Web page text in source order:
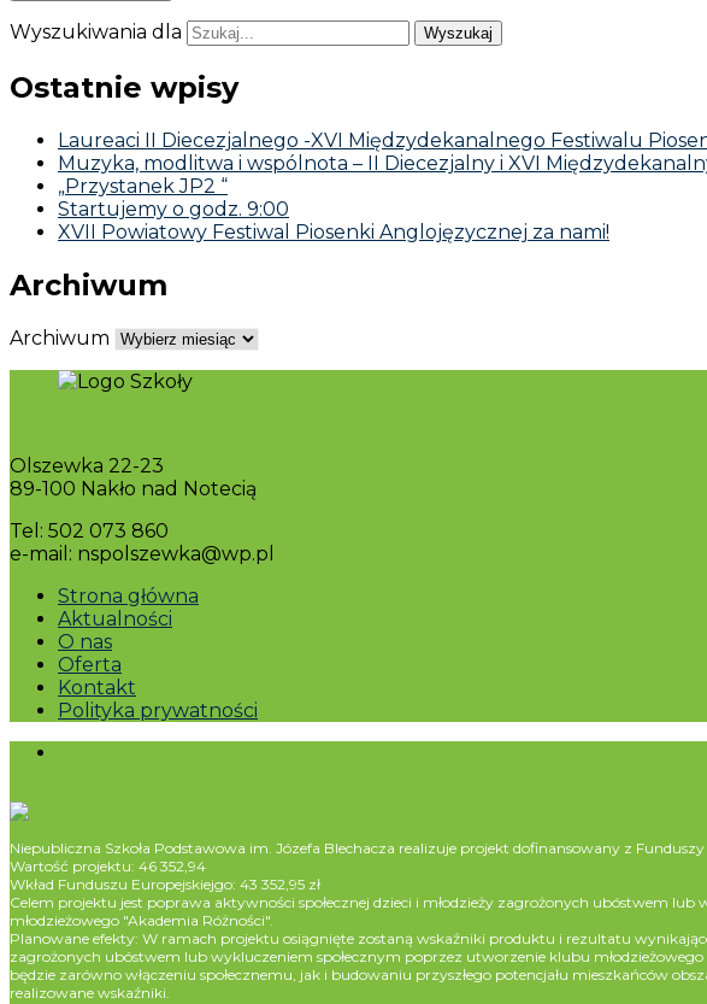
Wyszukiwania dla
Ostatnie wpisy
Laureaci II Diecezjalnego -XVI Międzydekanalnego Festiwalu
Muzyka, modlitwa i wspólnota – II Diecezjalny i XVI
„Przystanek JP2 “
Startujemy o godz. 9:00
XVII Powiatowy Festiwal Piosenki Anglojęzycznej za nami!
Archiwum
Archiwum
Olszewka 22-23
89-100 Nakło nad Notecią
Tel: 502 073 860
e-mail: nspolszewka@wp.pl
Strona główna
Aktualności
O nas
Oferta
Kontakt
Polityka prywatności
Niepubliczna Szkoła Podstawowa im. Józefa Blechacza realizuje projekt dofinansowany z
Wartość projektu: 46 352,94
Wkład Funduszu Europejskiejgo: 43 352,95 zł
Celem projektu jest poprawa aktywności społecznej dzieci i młodzieży zagrożonych ubóstwem
młodzieżowego "Akademia Różności".
Planowane efekty: W ramach projektu osiągnięte zostaną wskaźniki produktu i rezultatu
zagrożonych ubóstwem lub wykluczeniem społecznym poprzez utworzenie klubu
będzie zarówno włączeniu społecznemu, jak i budowaniu przyszłego potencjału mieszkańców
realizowane wskaźniki.